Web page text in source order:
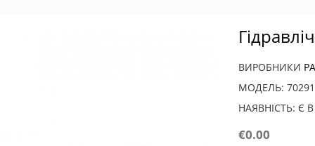
ВИРОБНИКИ
МОДЕЛЬ:
НАЯВНІСТЬ: Є
€0.00